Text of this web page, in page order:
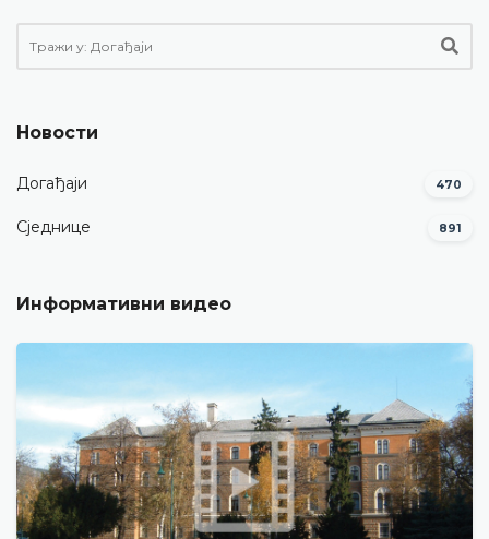
Новости
Догађаји 470
Сједнице 891
Информативни видео